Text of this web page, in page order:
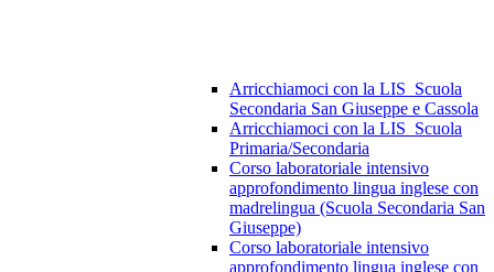
Arricchiamoci con la LIS_Scuola
Secondaria San Giuseppe e Cassola
Arricchiamoci con la LIS_Scuola
Primaria/Secondaria
Corso laboratoriale intensivo
approfondimento lingua inglese con
madrelingua (Scuola Secondaria San
Giuseppe)
Corso laboratoriale intensivo
approfondimento lingua inglese con